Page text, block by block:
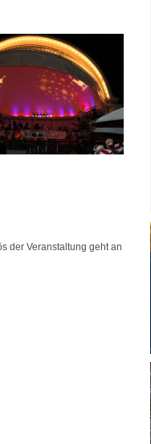
der Veranstaltung geht an